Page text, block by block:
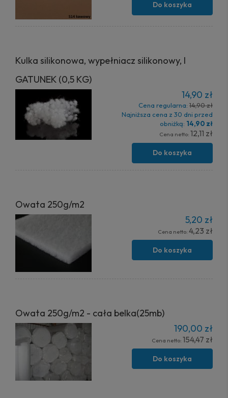
Do koszyka
Kulka silikonowa, wypełniacz silikonowy, I
GATUNEK (0,5 KG)
14,90 zł
Cena regularna: 14,90 zł
Najniższa cena z 30 dni przed
obniżką: 14,90 zł
Cena netto: 12,11 zł
Do koszyka
Owata 250g/m2
5,20 zł
Cena netto: 4,23 zł
Do koszyka
Owata 250g/m2 - cała belka(25mb)
190,00 zł
Cena netto: 154,47 zł
Do koszyka